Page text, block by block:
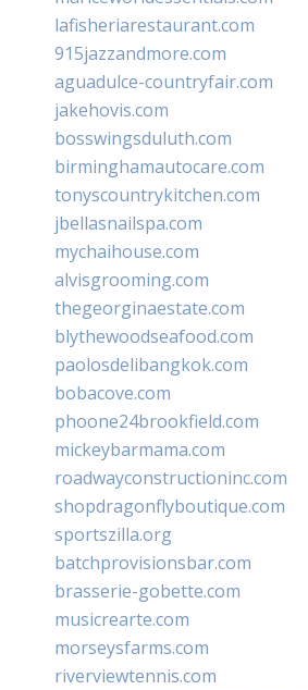
lafisheriarestaurant.com
915jazzandmore.com
aguadulce-countryfair.com
jakehovis.com
bosswingsduluth.com
birminghamautocare.com
tonyscountrykitchen.com
jbellasnailspa.com
mychaihouse.com
alvisgrooming.com
thegeorginaestate.com
blythewoodseafood.com
paolosdelibangkok.com
bobacove.com
phoone24brookfield.com
mickeybarmama.com
roadwayconstructioninc.com
shopdragonflyboutique.com
sportszilla.org
batchprovisionsbar.com
brasserie-gobette.com
musicrearte.com
morseysfarms.com
riverviewtennis.com